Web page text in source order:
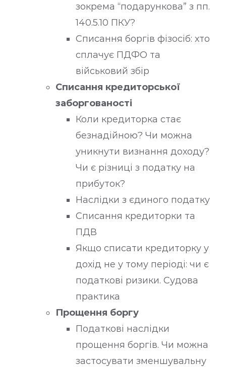
зокрема “подарункова” з пп.
140.5.10 ПКУ?
Списання боргів фізосіб: хто
сплачує ПДФО та
військовий збір
Списання кредиторської
заборгованості
Коли кредиторка стає
безнадійною? Чи можна
уникнути визнання доходу?
Чи є різниці з податку на
прибуток?
Наслідки з єдиного податку
Списання кредиторки та
ПДВ
Якщо списати кредиторку у
дохід не у тому періоді: чи є
податкові ризики. Судова
практика
Прощення боргу
Податкові наслідки
прощення боргів. Чи можна
застосувати зменшувальну